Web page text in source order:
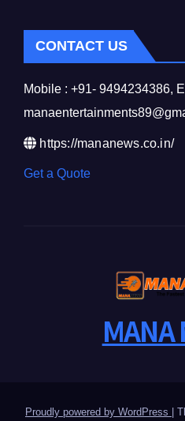
CONTACT US
Mobile : +91- 9494234386,
https://mananews.co.in/
Get a Quote
MANA
Proudly powered by WordPress